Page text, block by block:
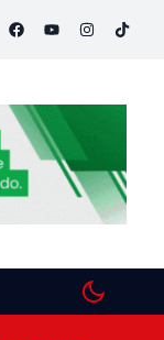
hoje em